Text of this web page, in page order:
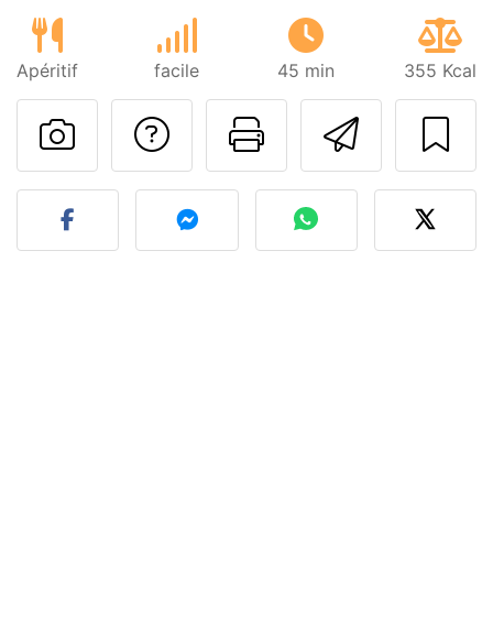
Apéritif facile 45 min 355 Kcal
Imprimer
Poser une
Publier votre photo de